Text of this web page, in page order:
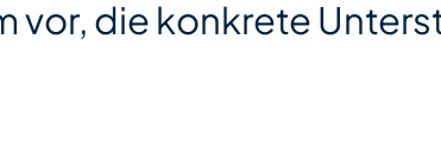
vor, die konkrete